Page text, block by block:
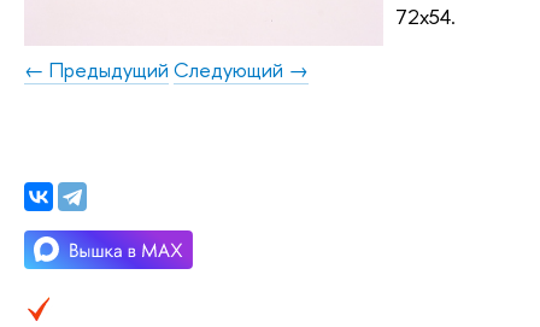
72x54.
← Предыдущий Следующий →